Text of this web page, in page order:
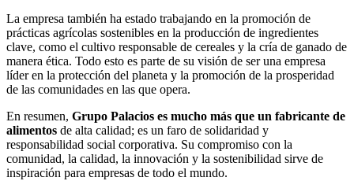
La empresa también ha estado trabajando en la promoción de
prácticas agrícolas sostenibles en la producción de ingredientes
clave, como el cultivo responsable de cereales y la cría de ganado de
manera ética. Todo esto es parte de su visión de ser una empresa
líder en la protección del planeta y la promoción de la prosperidad
de las comunidades en las que opera.
En resumen, Grupo Palacios es mucho más que un fabricante de
alimentos de alta calidad; es un faro de solidaridad y
responsabilidad social corporativa. Su compromiso con la
comunidad, la calidad, la innovación y la sostenibilidad sirve de
inspiración para empresas de todo el mundo.